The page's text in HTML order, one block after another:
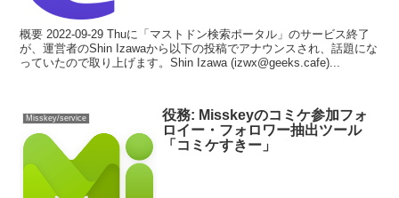
概要 2022-09-29 Thuに「マストドン検索ポータル」のサービス終了
が、運営者のShin Izawaから以下の投稿でアナウンスされ、話題にな
っていたので取り上げます。Shin Izawa (izwx@geeks.cafe)...
Misskey/service
役務: Misskeyのコミケ参加フォ
ロイー・フォロワー抽出ツール
「コミケすきー」